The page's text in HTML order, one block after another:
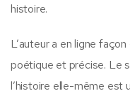
histoire.
L’auteur a en ligne
poétique et précise. Le
l’histoire elle-même est